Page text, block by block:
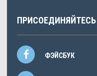
ПРИСОЕДИНЯЙТЕСЬ
ФЭЙСБУК